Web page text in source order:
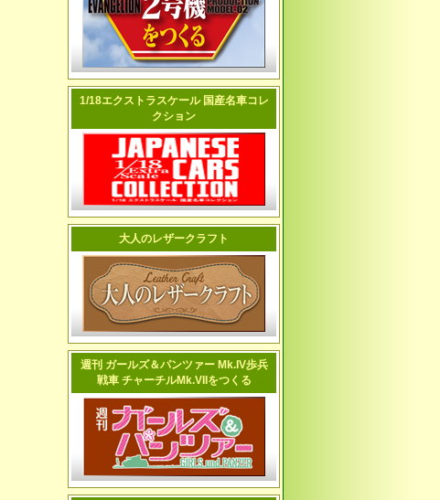
1/18エクストラスケール 国産名車コレ
クション
大人のレザークラフト
週刊 ガールズ＆パンツァー Mk.IV歩兵
戦車 チャーチルMk.VIIをつくる